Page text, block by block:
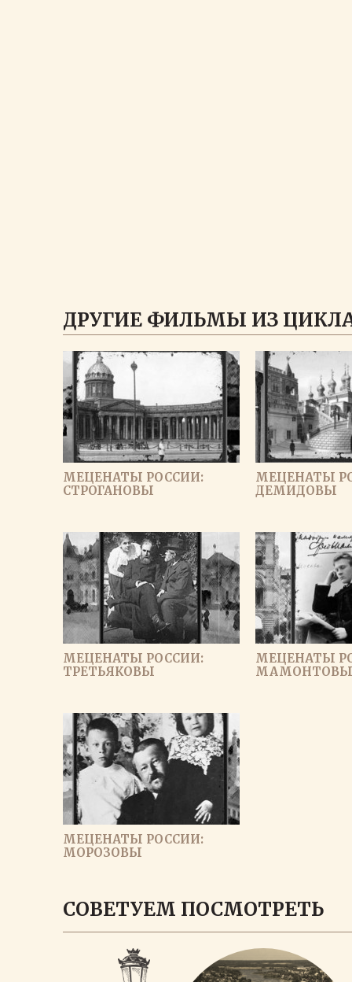
ДРУГИЕ ФИЛЬМЫ ИЗ
МЕЦЕНАТЫ РОССИИ:
СТРОГАНОВЫ
МЕЦЕНАТЫ
ДЕМИДОВЫ
МЕЦЕНАТЫ РОССИИ:
ТРЕТЬЯКОВЫ
МЕЦЕНАТЫ
МАМОНТОВЫ
МЕЦЕНАТЫ РОССИИ:
МОРОЗОВЫ
СОВЕТУЕМ ПОСМОТРЕТЬ